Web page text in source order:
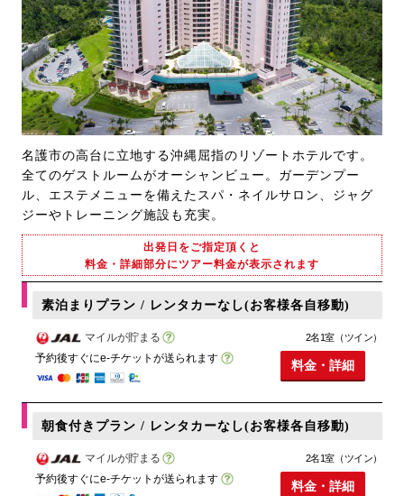
名護市の高台に立地する沖縄屈指のリゾートホテルです。
全てのゲストルームがオーシャンビュー。ガーデンプー
ル、エステメニューを備えたスパ・ネイルサロン、ジャグ
ジーやトレーニング施設も充実。
出発日をご指定頂くと
料金・詳細部分にツアー料金が表示されます
素泊まりプラン / レンタカーなし(お客様各自移動)
マイルが貯まる
予約後すぐにe-チケットが送られます
2名1室（ツイン）
料金・詳細
朝食付きプラン / レンタカーなし(お客様各自移動)
マイルが貯まる
予約後すぐにe-チケットが送られます
2名1室（ツイン）
料金・詳細